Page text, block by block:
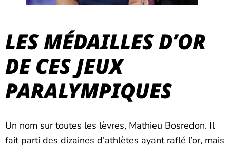
LES MÉDAILLES D’OR
DE CES JEUX
PARALYMPIQUES
Un nom sur toutes les lèvres, Mathieu Bosredon. Il
fait parti des dizaines d’athlètes ayant raflé l’or, mais